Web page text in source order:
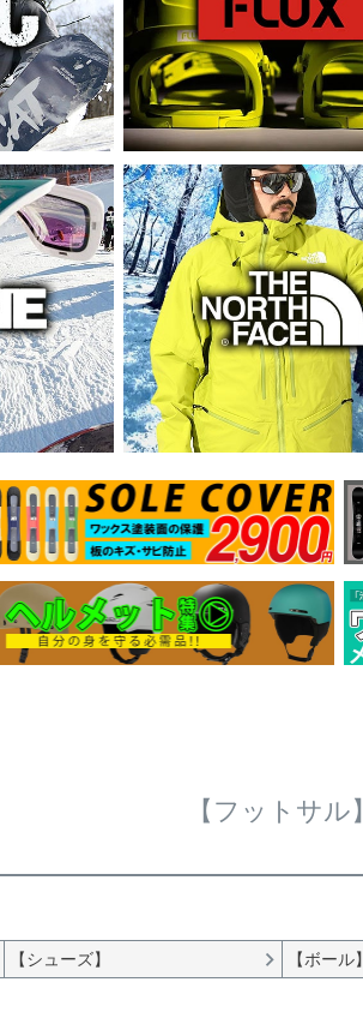
【フットサル】
【シューズ】 【ボール】